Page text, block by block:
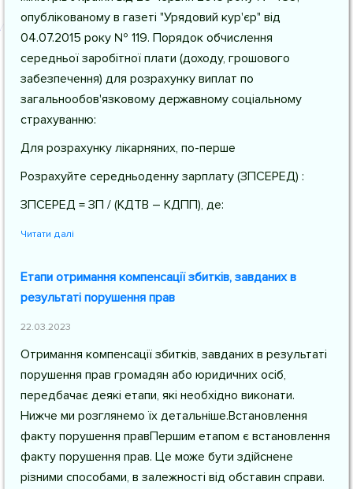
опублікованому в газеті "Урядовий кур'єр" від
04.07.2015 року № 119. Порядок обчислення
середньої заробітної плати (доходу, грошового
забезпечення) для розрахунку виплат по
загальнообов'язковому державному соціальному
страхуванню:
Для розрахунку лікарняних, по-перше
Розрахуйте середньоденну зарплату (ЗПСЕРЕД) :
ЗПСЕРЕД = ЗП / (КДТВ – КДПП), де:
Читати далі
Етапи отримання компенсації збитків, завданих в
результаті порушення прав
22.03.2023
Отримання компенсації збитків, завданих в результаті
порушення прав громадян або юридичних осіб,
передбачає деякі етапи, які необхідно виконати.
Нижче ми розглянемо їх детальніше.Встановлення
факту порушення правПершим етапом є встановлення
факту порушення прав. Це може бути здійснене
різними способами, в залежності від обставин справи.